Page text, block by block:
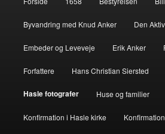
Byvandring med Knud Anker Den
Embeder og Leveveje Erik Anker
Forfattere Hans Christian Siersted
Hasle fotografer Huse og familier
Konfirmation i Hasle kirke